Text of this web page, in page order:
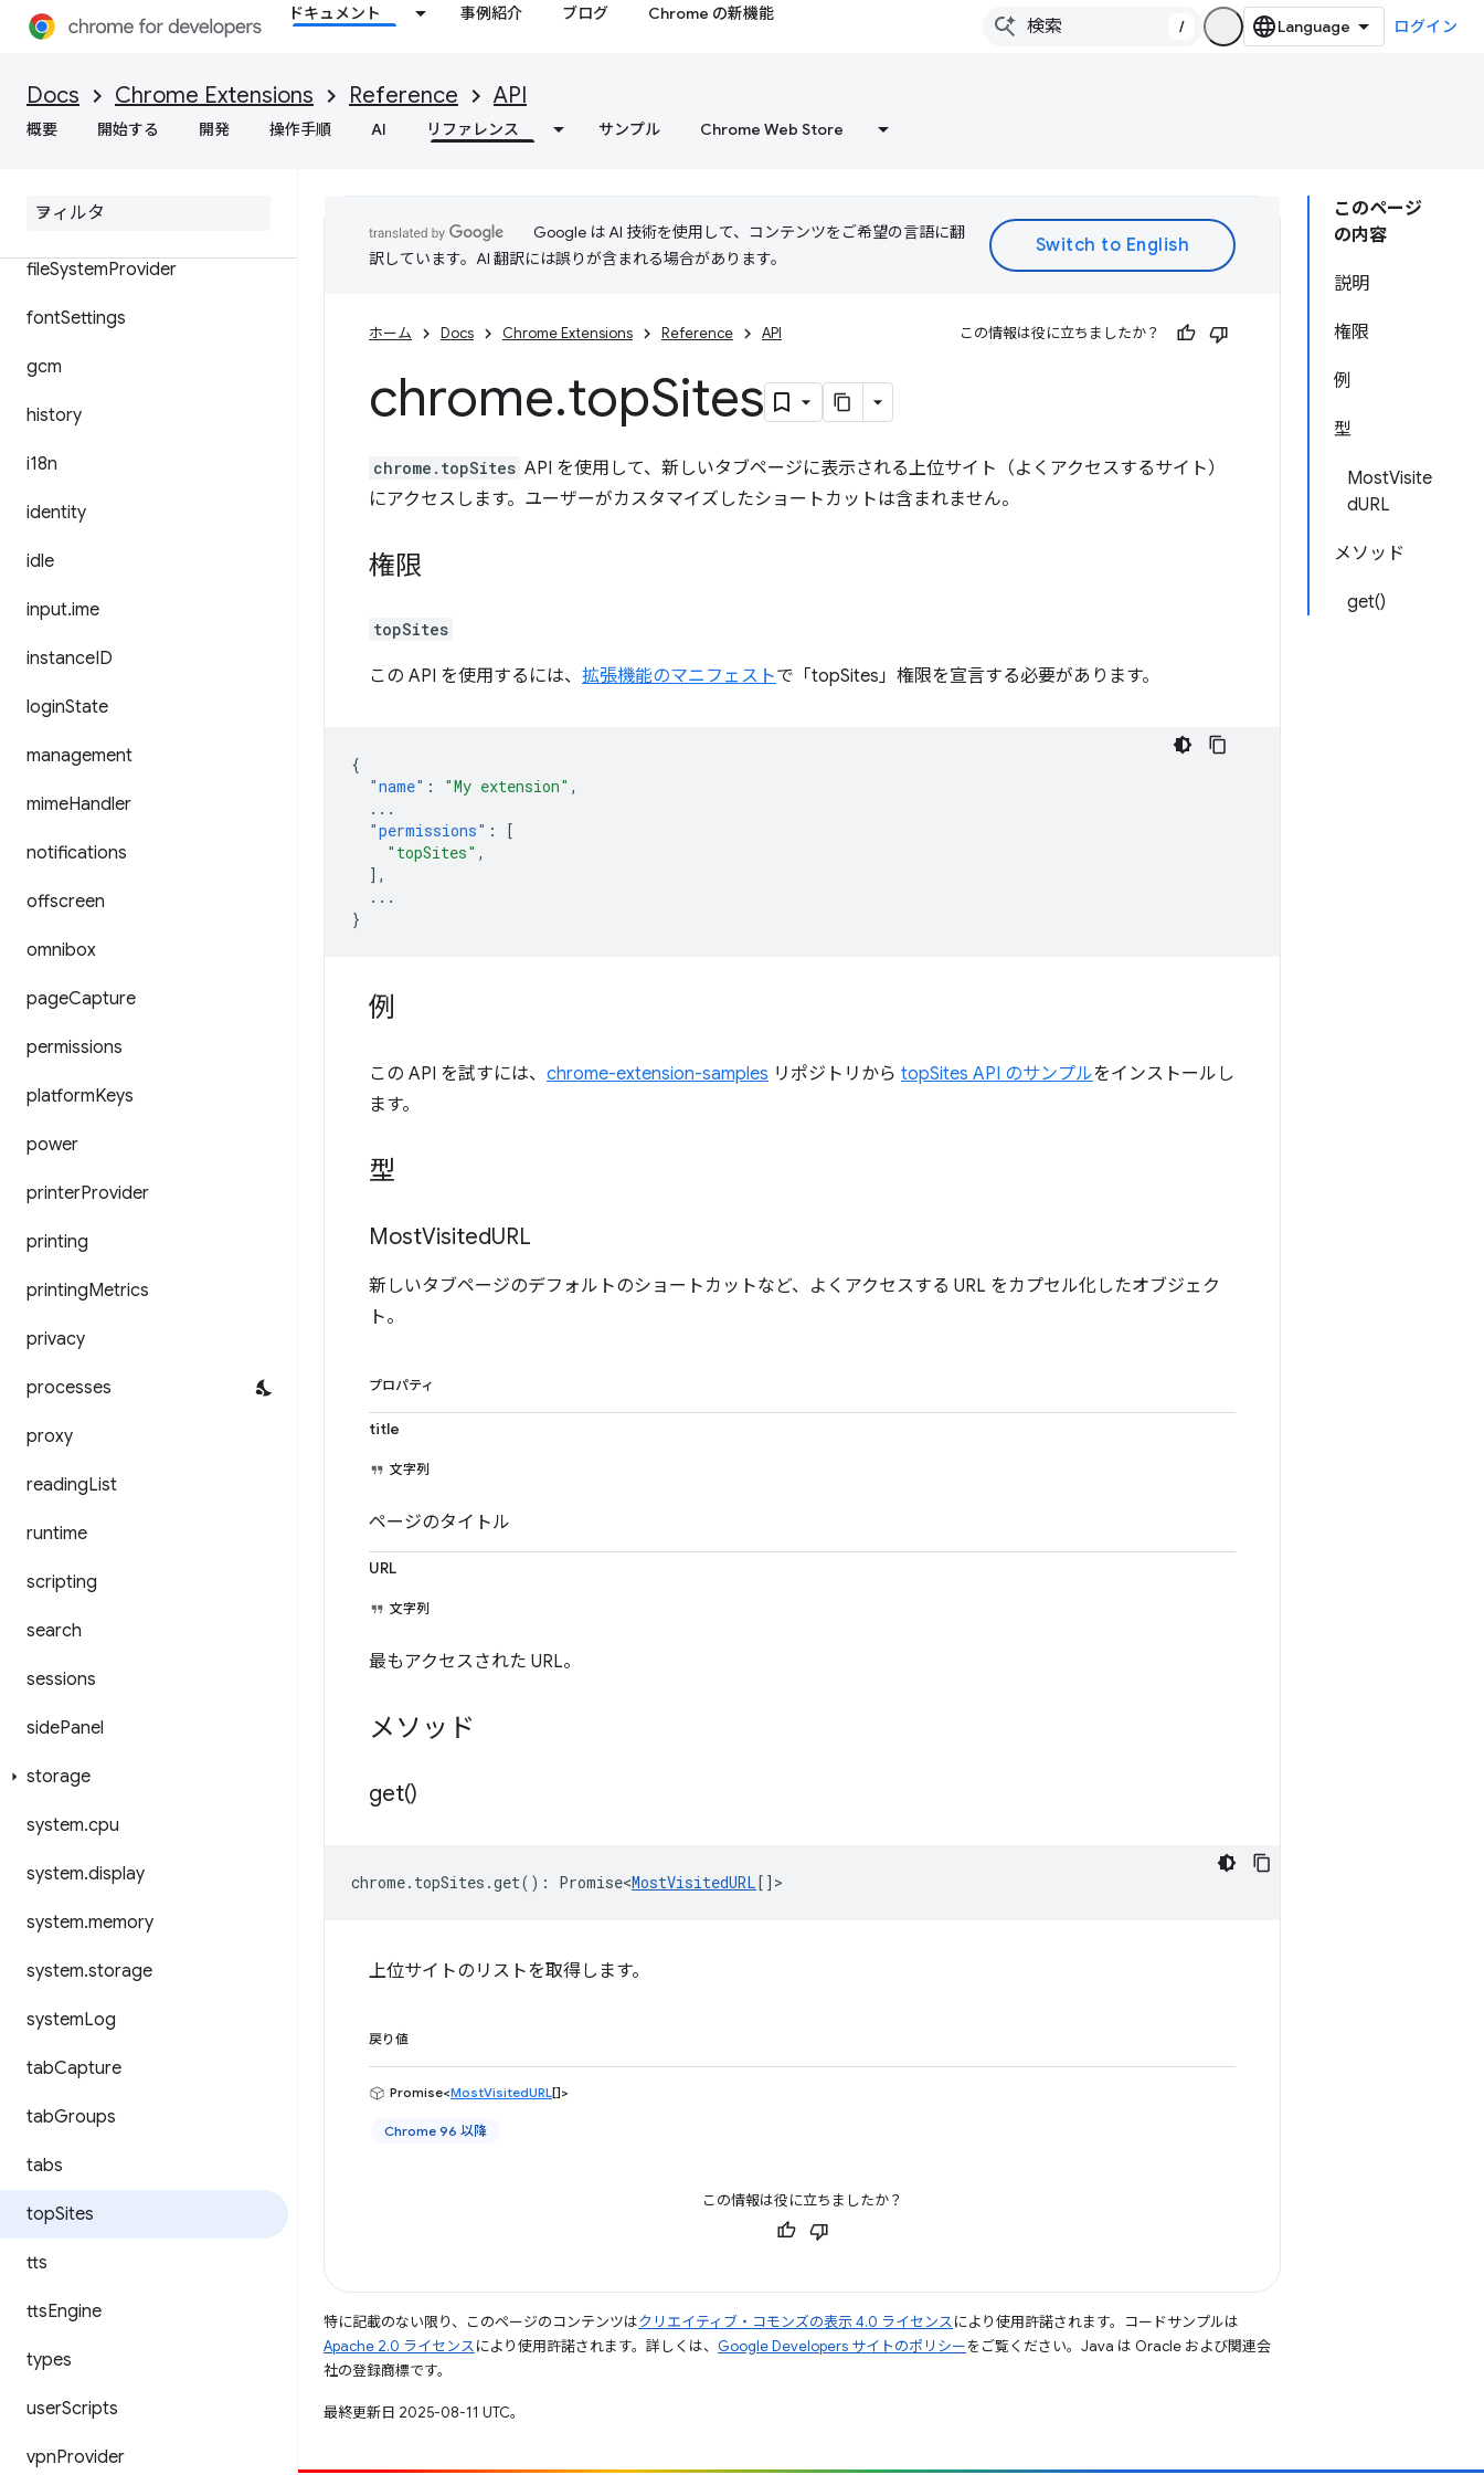
ドキュメント 事例紹介 ブログ Chrome の新機能
/ ログイン
Docs Chrome Extensions Reference API
概要 開始する 開発 操作手順 AI リファレンス サンプル Chrome Web Store
enterprise.platformKeys
extension
file Browser
fileSystemProvider
fontSettings
gcm
history
i18n
identity
idle
input.ime
instanceID
loginState
management
mimeHandler
notifications
offscreen
omnibox
pageCapture
permissions
platformKeys
power
printerProvider
printing
printingMetrics
privacy
processes
proxy
readingList
runtime
scripting
search
sessions
sidePanel
storage
system.cpu
system.display
system.memory
system.storage
systemLog
tabCapture
tabGroups
tabs
topSites
tts
ttsEngine
types
userScripts
vpnProvider
このページ
の内容
説明
権限
例
型
MostVisite
dURL
メソッド
get()
Google は AI 技術を使用して、コンテンツをご希望の言語に翻
訳しています。AI 翻訳には誤りが含まれる場合があります。
ホーム Docs Chrome Extensions Reference API この情報は役に立ちましたか？
chrome.topSites
chrome.topSites API を使用して、新しいタブページに表示される上位サイト（よくアクセスするサイト）
にアクセスします。ユーザーがカスタマイズしたショートカットは含まれません。
権限
topSites
この API を使用するには、 拡張機能のマニフェストで「topSites」権限を宣言する必要があります。
{
"name" : "My extension" ,
...
"permissions" :
[
"topSites" ,
],
...
}
例
この API を試すには、 chrome-extension-samples リポジトリから topSites API のサンプルをインストールし
ます。
型
MostVisitedURL
新しいタブページのデフォルトのショートカットなど、よくアクセスする URL をカプセル化したオブジェク
ト。
プロパティ
title
文字列
ページのタイトル
URL
文字列
最もアクセスされた URL。
メソッド
get()
chrome. topSites .get() : Promise<MostVisitedURL[] >
上位サイトのリストを取得します。
戻り値
Promise<MostVisitedURL[]>
Chrome 96 以降
この情報は役に立ちましたか？
特に記載のない限り、このページのコンテンツはクリエイティブ・コモンズの表示 4.0 ライセンスにより使用許諾されます。コードサンプルは
Apache 2.0 ライセンスにより使用許諾されます。詳しくは、 Google Developers サイトのポリシーをご覧ください。Java は Oracle および関連会
社の登録商標です。
最終更新日 2025-08-11 UTC。